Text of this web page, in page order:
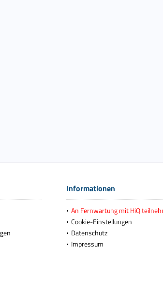
Informationen
An Fernwartung mit HiQ
Cookie-Einstellungen
Datenschutz
Impressum